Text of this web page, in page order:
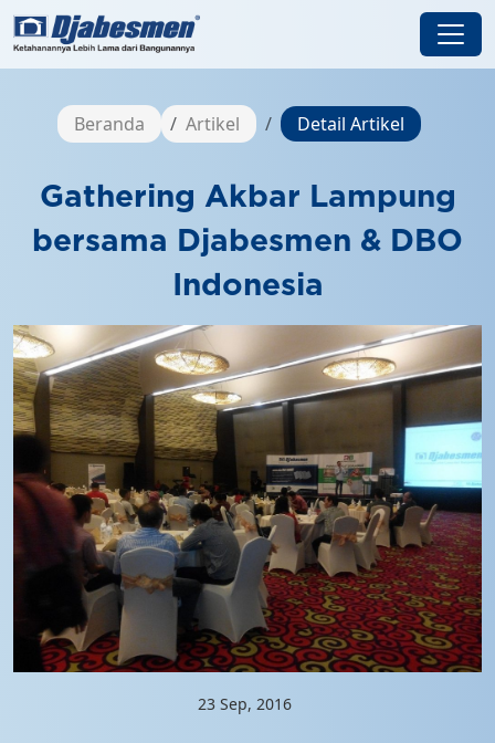
Beranda Artikel Detail Artikel
Gathering Akbar Lampung
bersama Djabesmen & DBO
Indonesia
23 Sep, 2016